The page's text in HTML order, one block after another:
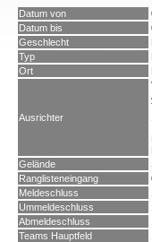
Datum von
Datum bis
Geschlecht
Typ
Ort
Ausrichter
Gelände
Ranglisteneingang
Meldeschluss
Ummeldeschluss
Abmeldeschluss
Teams Hauptfeld